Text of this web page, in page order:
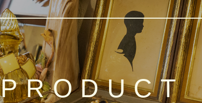
PRODUCT